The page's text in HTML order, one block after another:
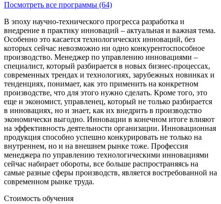
Посмотреть все программы (64)
В эпоху научно-технического прогресса разработка и
внедрение в практику инноваций – актуальная и важная тема.
Особенно это касается технологических инноваций, без
которых сейчас невозможно ни одно конкурентоспособное
производство. Менеджер по управлению инновациями –
специалист, который разбирается в новых бизнес-процессах,
современных трендах и технологиях, зарубежных новинках и
тенденциях, понимает, как это применить на конкретном
производстве, что для этого нужно сделать. Кроме того, это
еще и экономист, управленец, который не только разбирается
в инновациях, но и знает, как их внедрить в производство
экономически выгодно. Инновации в конечном итоге влияют
на эффективность деятельности организации. Инновационная
продукция способно успешно конкурировать не только на
внутреннем, но и на внешнем рынке тоже. Профессия
менеджера по управлению технологическими инновациями
сейчас набирает обороты, все больше распространяясь на
самые разные сферы производств, является востребованной на
современном рынке труда.
Стоимость обучения